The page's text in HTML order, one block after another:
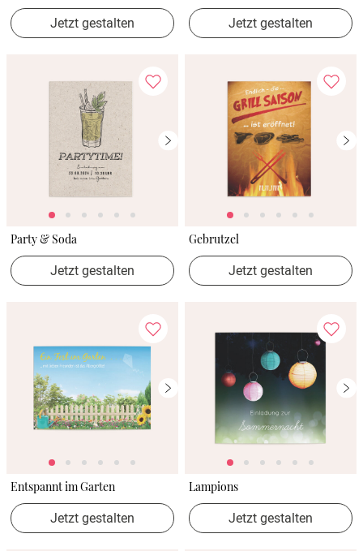
Jetzt gestalten Jetzt gestalten
Party & Soda
Jetzt gestalten
Gebrutzel
Jetzt gestalten
Entspannt im Garten
Jetzt gestalten
Lampions
Jetzt gestalten